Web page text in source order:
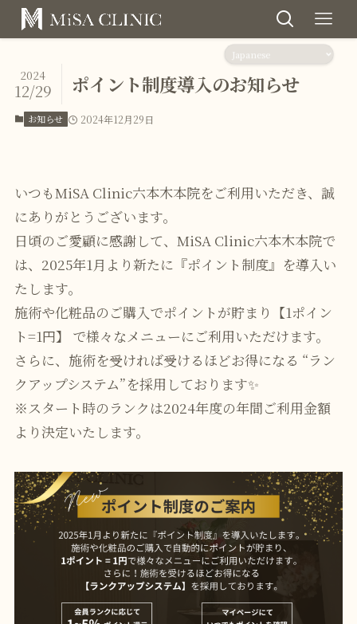
ポイント制度導入のお知らせ
2024
12/29
お知らせ 2024年12月29日
いつもMiSA Clinic六本木本院をご利用いただき、誠
にありがとうございます。
日頃のご愛顧に感謝して、MiSA Clinic六本木本院で
は、2025年1月より新たに『ポイント制度』を導入い
たします。
施術や化粧品のご購入でポイントが貯まり【1ポイン
ト=1円】 で様々なメニューにご利用いただけます。
さらに、施術を受ければ受けるほどお得になる “ラン
クアップシステム”を採用しております✨
※スタート時のランクは2024年度の年間ご利用金額
より決定いたします。